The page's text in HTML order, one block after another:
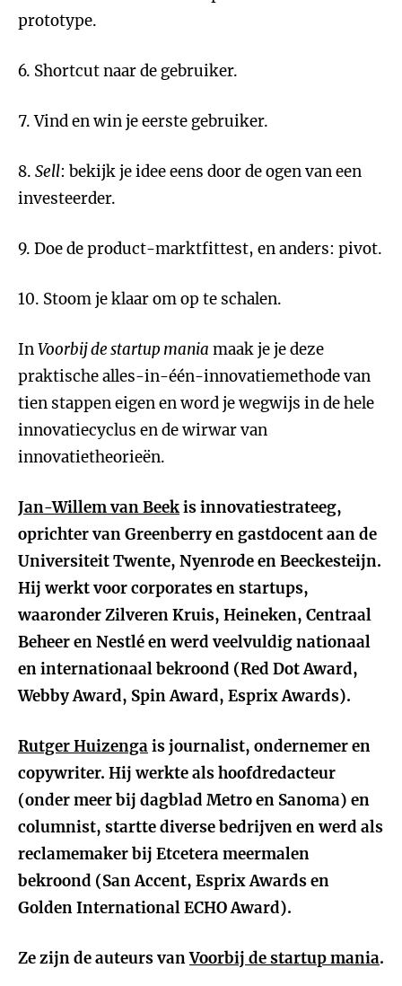
prototype.
6. Shortcut naar de gebruiker.
7. Vind en win je eerste gebruiker.
8. Sell: bekijk je idee eens door de ogen van een
investeerder.
9. Doe de product-marktfittest, en anders: pivot.
10. Stoom je klaar om op te schalen.
InVoorbij de startup mania maak je je deze
praktische alles-in-één-innovatiemethode van
tien stappen eigen en word je wegwijs in de hele
innovatiecyclus en de wirwar van
innovatietheorieën.
Jan-Willem van Beekis innovatiestrateeg,
oprichter van Greenberry en gastdocent aan de
Universiteit Twente, Nyenrode en Beeckesteijn.
Hij werkt voor corporates en startups,
waaronder Zilveren Kruis, Heineken, Centraal
Beheer en Nestlé en werd veelvuldig nationaal
en internationaal bekroond (Red Dot Award,
Webby Award, Spin Award, Esprix Awards).
Rutger Huizengais journalist, ondernemer en
copywriter. Hij werkte als hoofdredacteur
(onder meer bij dagblad Metro en Sanoma) en
columnist, startte diverse bedrijven en werd als
reclamemaker bij Etcetera meermalen
bekroond (San Accent, Esprix Awards en
Golden International ECHO Award).
Ze zijn de auteurs vanVoorbij de startup mania.